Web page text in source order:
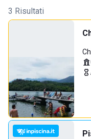
3 Risultati